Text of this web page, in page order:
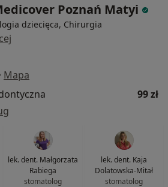
Poznań Matyi
dziecięca, Chirurgia
Mapa
99 zł
lek. dent. Małgorzata
Rabiega
stomatolog
lek. dent. Kaja
Dolatowska-Mitał
stomatolog